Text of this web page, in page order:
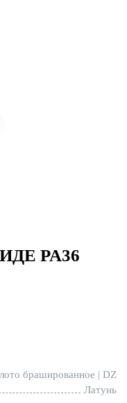
PA36
брашированное | DZ
Латунь